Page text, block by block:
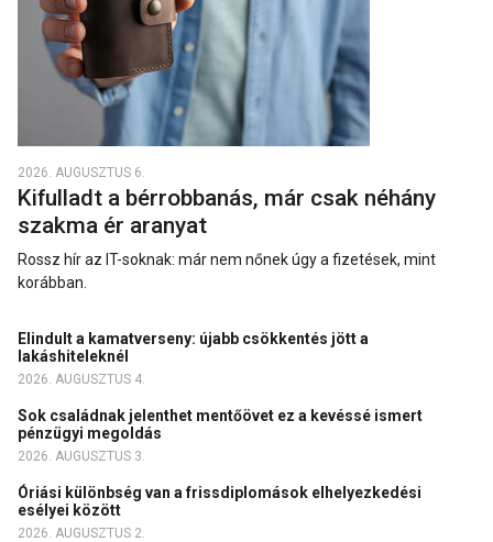
2026. AUGUSZTUS 6.
Kifulladt a bérrobbanás, már csak néhány
szakma ér aranyat
Rossz hír az IT-soknak: már nem nőnek úgy a fizetések, mint
korábban.
Elindult a kamatverseny: újabb csökkentés jött a
lakáshiteleknél
2026. AUGUSZTUS 4.
Sok családnak jelenthet mentőövet ez a kevéssé ismert
pénzügyi megoldás
2026. AUGUSZTUS 3.
Óriási különbség van a frissdiplomások elhelyezkedési
esélyei között
2026. AUGUSZTUS 2.